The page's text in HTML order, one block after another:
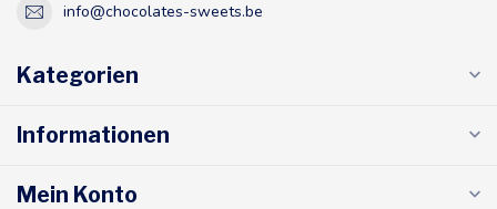
info@chocolates-sweets.be
Kategorien
Informationen
Mein Konto